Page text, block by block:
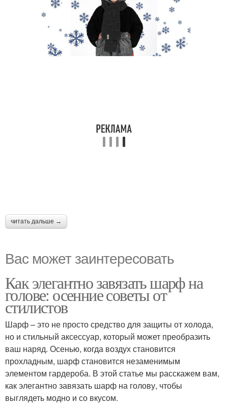
читать дальше →
Вас может заинтересовать
Как элегантно завязать шарф на
голове: осенние советы от
стилистов
Шарф – это не просто средство для защиты от холода,
но и стильный аксессуар, который может преобразить
ваш наряд. Осенью, когда воздух становится
прохладным, шарф становится незаменимым
элементом гардероба. В этой статье мы расскажем вам,
как элегантно завязать шарф на голову, чтобы
выглядеть модно и со вкусом.